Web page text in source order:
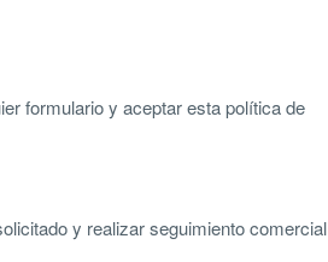
formulario y aceptar esta política de
y realizar seguimiento comercial